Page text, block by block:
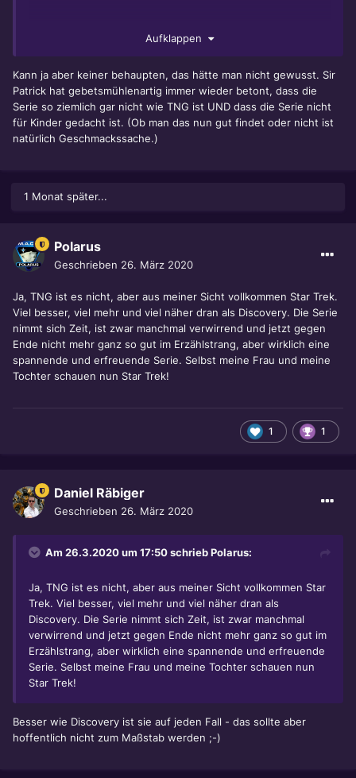
Aufklappen
Kann ja aber keiner behaupten, das hätte man nicht gewusst. Sir
Patrick hat gebetsmühlenartig immer wieder betont, dass die
Serie so ziemlich gar nicht wie TNG ist UND dass die Serie nicht
für Kinder gedacht ist. (Ob man das nun gut findet oder nicht ist
natürlich Geschmackssache.)
1 Monat später...
Polarus
Geschrieben 26. März 2020
Ja, TNG ist es nicht, aber aus meiner Sicht vollkommen Star Trek.
Viel besser, viel mehr und viel näher dran als Discovery. Die Serie
nimmt sich Zeit, ist zwar manchmal verwirrend und jetzt gegen
Ende nicht mehr ganz so gut im Erzählstrang, aber wirklich eine
spannende und erfreuende Serie. Selbst meine Frau und meine
Tochter schauen nun Star Trek!
1 1
Daniel Räbiger
Geschrieben 26. März 2020
Am 26.3.2020 um 17:50 schriebPolarus:
Ja, TNG ist es nicht, aber aus meiner Sicht vollkommen Star
Trek. Viel besser, viel mehr und viel näher dran als
Discovery. Die Serie nimmt sich Zeit, ist zwar manchmal
verwirrend und jetzt gegen Ende nicht mehr ganz so gut im
Erzählstrang, aber wirklich eine spannende und erfreuende
Serie. Selbst meine Frau und meine Tochter schauen nun
Star Trek!
Besser wie Discovery ist sie auf jeden Fall - das sollte aber
hoffentlich nicht zum Maßstab werden ;-)